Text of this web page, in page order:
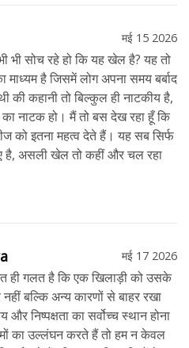
मई 15 2026
भी सोच रहे हो कि यह खेल है? यह तो
माध्यम है जिसमें लोग अपना समय बर्बाद
की कहानी तो बिल्कुल ही नाटकीय है,
नाटक हो। मैं तो बस देख रहा हूँ कि
को इतना महत्व देते हैं। यह सब सिर्फ
है, असली खेल तो कहीं और चल रहा
मई 17 2026
ही गलत है कि एक खिलाड़ी को उसके
बल्कि अन्य कारणों से बाहर रखा
निष्पक्षता का सर्वोच्च स्थान होना
का उल्लंघन करते हैं तो हम न केवल